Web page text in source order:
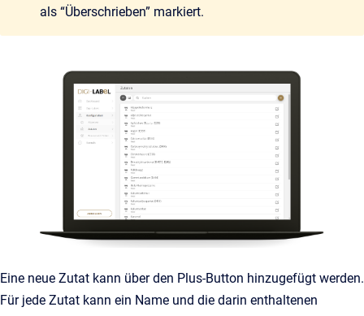
als “Überschrieben” markiert.
Eine neue Zutat kann über den Plus-Button hinzugefügt werden.
Für jede Zutat kann ein Name und die darin enthaltenen